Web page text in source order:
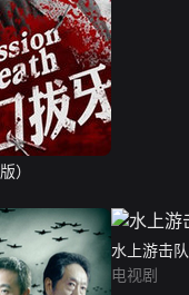
）
水上游击队
电视剧